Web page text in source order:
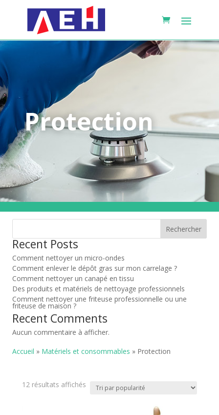
Protection
Rechercher
Recent Posts
Comment nettoyer un micro-ondes
Comment enlever le dépôt gras sur mon carrelage ?
Comment nettoyer un canapé en tissu
Des produits et matériels de nettoyage professionnels
Comment nettoyer une friteuse professionnelle ou une
friteuse de maison ?
Recent Comments
Aucun commentaire à afficher.
Accueil » Matériels et consommables » Protection
12 résultats affichés Trié